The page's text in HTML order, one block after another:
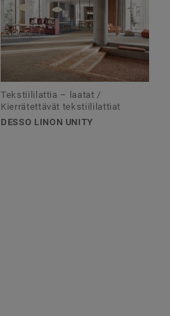
Tekstiililattia – laatat /
Kierrätettävät tekstiililattiat
DESSO LINON UNITY